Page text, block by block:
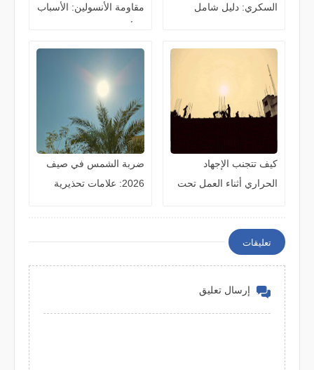
السكري: دليل شامل
للتحكم في مستوى السكر
مقاومة الأنسولين: الأسباب
كيف تتجنب الإجهاد
الحراري أثناء العمل تحت
صحتك
ضربة الشمس في صيف
2026: علامات تحذيرية
تعليقات
إرسال تعليق